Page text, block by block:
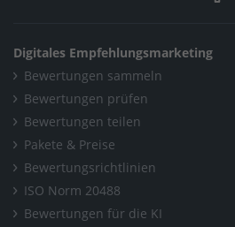
Digitales Empfehlungsmarketing
Bewertungen sammeln
Bewertungen prüfen
Bewertungen teilen
Pakete & Preise
Bewertungsrichtlinien
ISO Norm 20488
Bewertungen für die KI